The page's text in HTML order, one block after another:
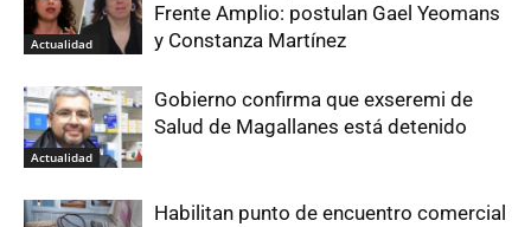
Actualidad
Frente Amplio: postulan Gael Yeomans
y Constanza Martínez
Actualidad
Gobierno confirma que exseremi de
Salud de Magallanes está detenido
Habilitan punto de encuentro comercial